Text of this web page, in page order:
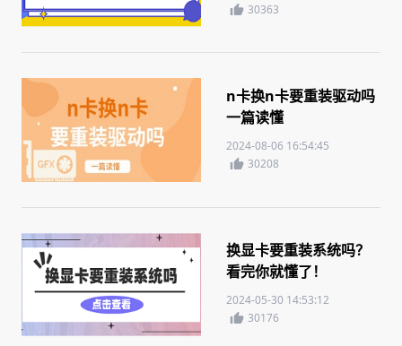
30363
n卡换n卡要重装驱动吗
一篇读懂
2024-08-06 16:54:45
30208
换显卡要重装系统吗？
看完你就懂了！
2024-05-30 14:53:12
30176